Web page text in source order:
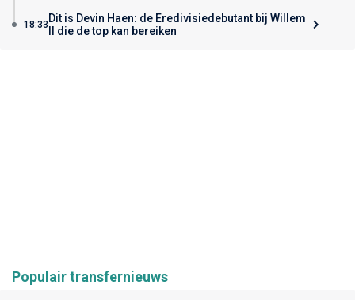
18:33 Dit is Devin Haen: de Eredivisiedebutant bij Willem
II die de top kan bereiken
Populair transfernieuws